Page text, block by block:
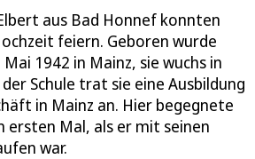
aus Bad Honnef konnten
feiern. Geboren wurde
1942 in Mainz, sie wuchs in
Schule trat sie eine Ausbildung
in Mainz an. Hier begegnete
ersten Mal, als er mit seinen
war.